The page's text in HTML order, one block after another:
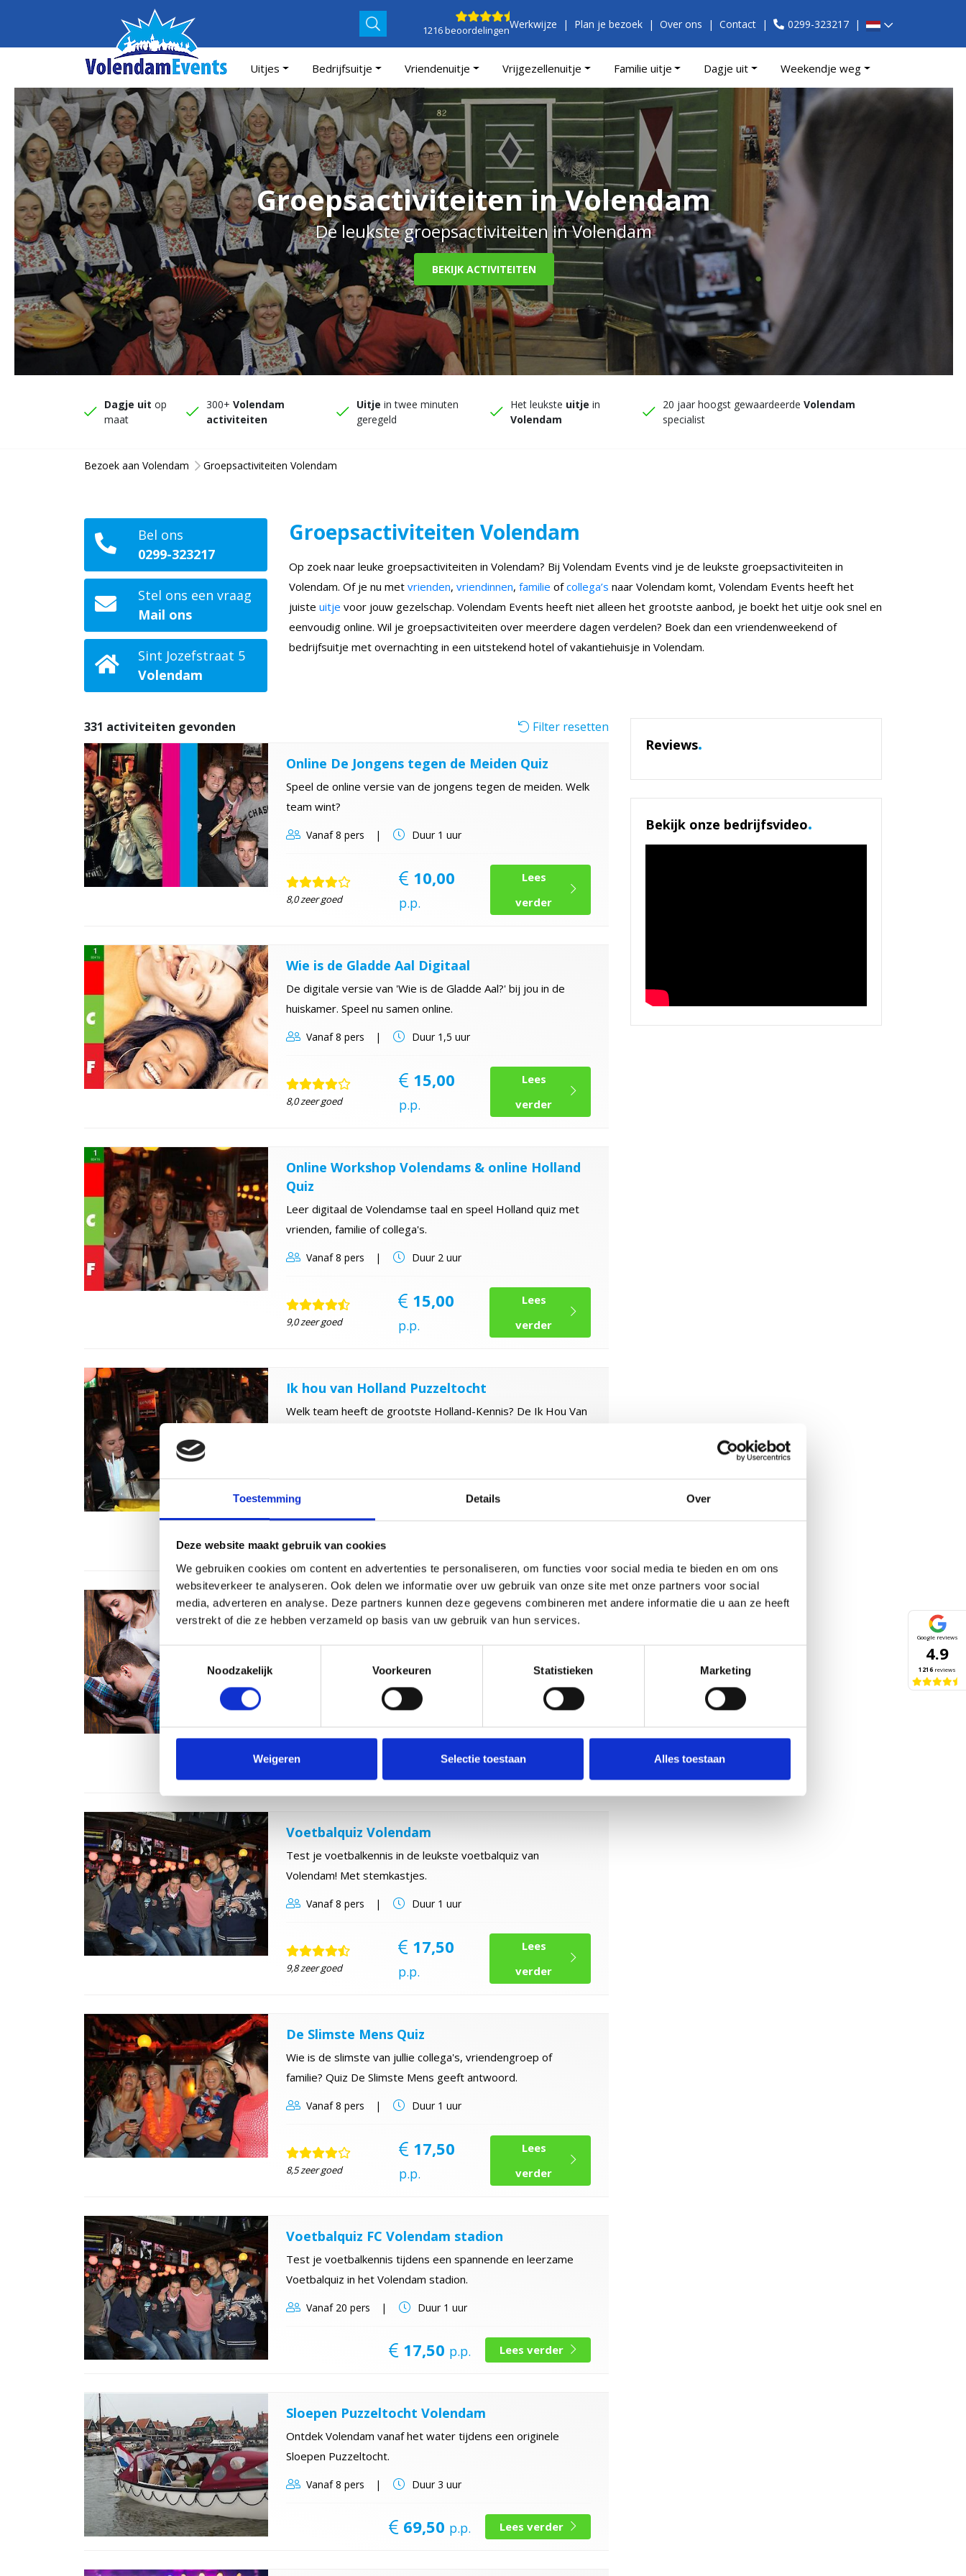
Toestemming Details Over
Deze website maakt gebruik van cookies
We gebruiken cookies om content en advertenties te personaliseren, om functies voor social media te bieden en om ons
websiteverkeer te analyseren. Ook delen we informatie over uw gebruik van onze site met onze partners voor social
media, adverteren en analyse. Deze partners kunnen deze gegevens combineren met andere informatie die u aan ze heeft
verstrekt of die ze hebben verzameld op basis van uw gebruik van hun services.
Toestemmingsselectie
Noodzakelijk
Voorkeuren Statistieken Marketing
Weigeren Selectie toestaan Alles toestaan
1216 beoordelingenWerkwijze Plan je bezoek Over ons Contact 0299-323217
Uitjes Bedrijfsuitje Vriendenuitje Vrijgezellenuitje Familie uitje Dagje uit Weekendje weg
Groepsactiviteiten in Volendam
De leukste groepsactiviteiten in Volendam
BEKIJK ACTIVITEITEN
Dagje uit op
maat
300+ Volendam
activiteiten
Uitje in twee minuten
geregeld
Het leukste uitje in
Volendam
20 jaar hoogst gewaardeerdeVolendam
specialist
Bezoek aan Volendam Groepsactiviteiten Volendam
Bel ons
0299-323217
Stel ons een vraag
Mail ons
Sint Jozefstraat 5
Volendam
Groepsactiviteiten Volendam
Op zoek naar leuke groepsactiviteiten in Volendam? Bij Volendam Events vind je de leukste groepsactiviteiten in
Volendam. Of je nu met vrienden, vriendinnen, familie ofcollega’s naar Volendam komt, Volendam Events heeft het
juiste uitje voor jouw gezelschap. Volendam Events heeft niet alleen het grootste aanbod, je boekt het uitje ook snel en
eenvoudig online. Wil je groepsactiviteiten over meerdere dagen verdelen? Boek dan een vriendenweekend of
bedrijfsuitje met overnachting in een uitstekend hotel of vakantiehuisje in Volendam.
331 activiteiten gevonden Filter resetten
Online De Jongens tegen de Meiden Quiz
Speel de online versie van de jongens tegen de meiden. Welk
team wint?
Vanaf8 pers Duur1 uur
8,0 zeer goed
10,00
p.p.
Lees
verder
Wie is de Gladde Aal Digitaal
De digitale versie van 'Wie is de Gladde Aal?' bij jou in de
huiskamer. Speel nu samen online.
Vanaf8 pers Duur1,5 uur
8,0 zeer goed
15,00
p.p.
Lees
verder
Online Workshop Volendams & online Holland
Quiz
Leer digitaal de Volendamse taal en speel Holland quiz met
vrienden, familie of collega's.
Vanaf8 pers Duur2 uur
9,0 zeer goed
15,00
p.p.
Lees
verder
Ik hou van Holland Puzzeltocht
Welk team heeft de grootste Holland-Kennis? De Ik Hou Van
Vanaf15 pers Duur3 uur
9,3 zeer goed
39,50
Lees
Online Escape Room - Escape the virtual bar
Duur
8,0 zeer goed
15,00
Lees
Voetbalquiz Volendam
Test je voetbalkennis in de leukste voetbalquiz van
Volendam! Met stemkastjes.
Vanaf8 pers Duur1 uur
9,8 zeer goed
17,50
p.p.
Lees
verder
De Slimste Mens Quiz
Wie is de slimste van jullie collega's, vriendengroep of
familie? Quiz De Slimste Mens geeft antwoord.
Vanaf8 pers Duur1 uur
8,5 zeer goed
17,50
p.p.
Lees
verder
Voetbalquiz FC Volendam stadion
Test je voetbalkennis tijdens een spannende en leerzame
Voetbalquiz in het Volendam stadion.
Vanaf20 pers Duur1 uur
17,50 p.p. Lees verder
Sloepen Puzzeltocht Volendam
Ontdek Volendam vanaf het water tijdens een originele
Sloepen Puzzeltocht.
Vanaf8 pers Duur3 uur
69,50 p.p. Lees verder
Reviews.
Bekijk onze bedrijfsvideo.
Google reviews
4.9
1216 reviews